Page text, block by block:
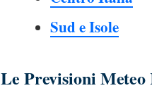
Sud e Isole
Le Previsioni Meteo